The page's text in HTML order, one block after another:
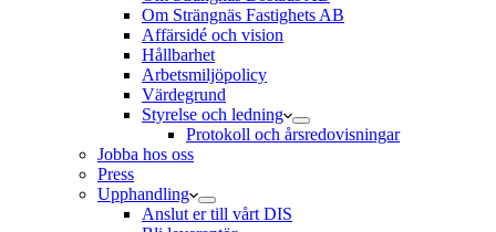
Om Strängnäs Fastighets AB
Affärsidé och vision
Hållbarhet
Arbetsmiljöpolicy
Värdegrund
Styrelse och ledning
Protokoll och årsredovisningar
Jobba hos oss
Press
Upphandling
Anslut er till vårt DIS